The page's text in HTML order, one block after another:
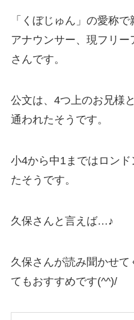
「くぼじゅん」の愛称
アナウンサー、現フリ
さんです。
公文は、4つ上のお兄様
通われたそうです。
小4から中1まではロン
たそうです。
久保さんと言えば…♪
久保さんが読み聞かせて
てもおすすめです(^^)/